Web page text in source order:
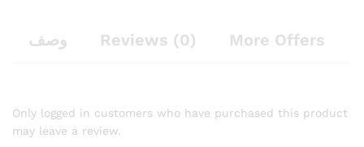
وصف Reviews (0) More Offers
Only logged in customers who have purchased this product
may leave a review.